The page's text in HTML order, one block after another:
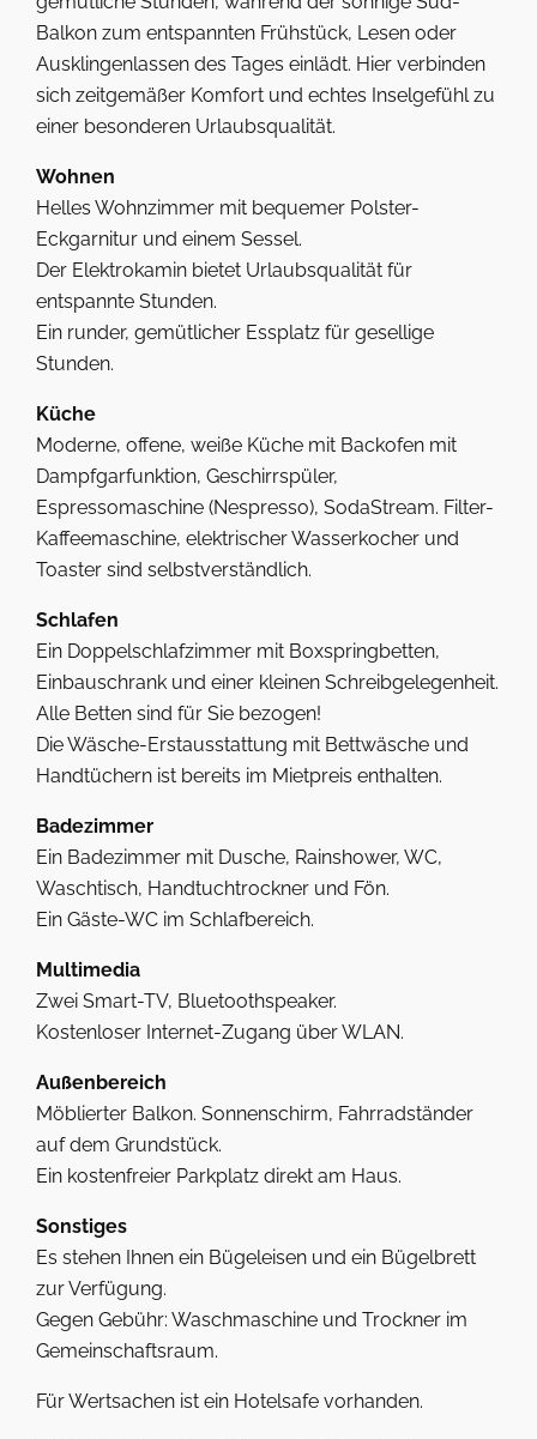
Balkon zum entspannten Frühstück, Lesen oder
Ausklingenlassen des Tages einlädt. Hier verbinden
sich zeitgemäßer Komfort und echtes Inselgefühl zu
einer besonderen Urlaubsqualität.
Wohnen
Helles Wohnzimmer mit bequemer Polster-
Eckgarnitur und einem Sessel.
Der Elektrokamin bietet Urlaubsqualität für
entspannte Stunden.
Ein runder, gemütlicher Essplatz für gesellige
Stunden.
Küche
Moderne, offene, weiße Küche mit Backofen mit
Dampfgarfunktion, Geschirrspüler,
Espressomaschine (Nespresso), SodaStream. Filter-
Kaffeemaschine, elektrischer Wasserkocher und
Toaster sind selbstverständlich.
Schlafen
Ein Doppelschlafzimmer mit Boxspringbetten,
Einbauschrank und einer kleinen Schreibgelegenheit.
Alle Betten sind für Sie bezogen!
Die Wäsche-Erstausstattung mit Bettwäsche und
Handtüchern ist bereits im Mietpreis enthalten.
Badezimmer
Ein Badezimmer mit Dusche, Rainshower, WC,
Waschtisch, Handtuchtrockner und Fön.
Ein Gäste-WC im Schlafbereich.
Multimedia
Zwei Smart-TV, Bluetoothspeaker.
Kostenloser Internet-Zugang über WLAN.
Außenbereich
Möblierter Balkon. Sonnenschirm, Fahrradständer
auf dem Grundstück.
Ein kostenfreier Parkplatz direkt am Haus.
Sonstiges
Es stehen Ihnen ein Bügeleisen und ein Bügelbrett
zur Verfügung.
Gegen Gebühr: Waschmaschine und Trockner im
Gemeinschaftsraum.
Für Wertsachen ist ein Hotelsafe vorhanden.